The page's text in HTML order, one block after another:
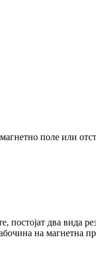
поле или
два вида
на магнетна